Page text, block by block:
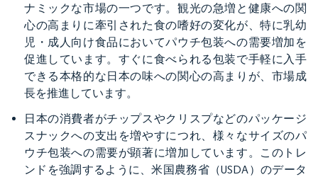
ナミックな市場の一つです。観光の急増と健康への関
心の高まりに牽引された食の嗜好の変化が、特に乳幼
児・成人向け食品においてパウチ包装への需要増加を
促進しています。すぐに食べられる包装で手軽に入手
できる本格的な日本の味への関心の高まりが、市場成
長を推進しています。
日本の消費者がチップスやクリスプなどのパッケージ
スナックへの支出を増やすにつれ、様々なサイズのパ
ウチ包装への需要が顕著に増加しています。このトレ
ンドを強調するように、米国農務省（USDA）のデータ